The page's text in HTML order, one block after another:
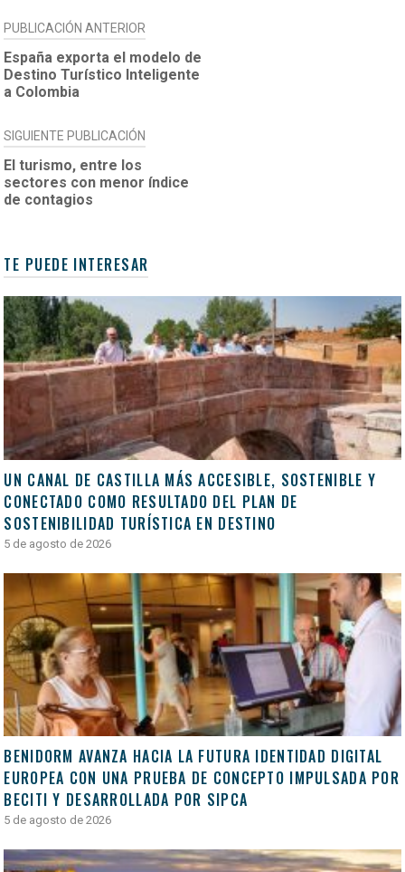
NAVEGACIÓN
DE
ENTRADAS
PUBLICACIÓN ANTERIOR
España exporta el modelo de
Destino Turístico Inteligente
a Colombia
SIGUIENTE PUBLICACIÓN
El turismo, entre los
sectores con menor índice
de contagios
TE PUEDE INTERESAR
UN CANAL DE CASTILLA MÁS ACCESIBLE, SOSTENIBLE Y
CONECTADO COMO RESULTADO DEL PLAN DE
SOSTENIBILIDAD TURÍSTICA EN DESTINO
5 de agosto de 2026
BENIDORM AVANZA HACIA LA FUTURA IDENTIDAD DIGITAL
EUROPEA CON UNA PRUEBA DE CONCEPTO IMPULSADA POR
BECITI Y DESARROLLADA POR SIPCA
5 de agosto de 2026